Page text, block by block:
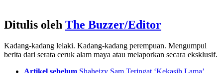
Ditulis oleh The Buzzer/Editor
Kadang-kadang lelaki. Kadang-kadang perempuan. Mengumpul
berita dari serata ceruk alam maya atau melaporkan secara eksklusif.
Artikel sebelum Shaheizy Sam Teringat ‘Kekasih Lama’.